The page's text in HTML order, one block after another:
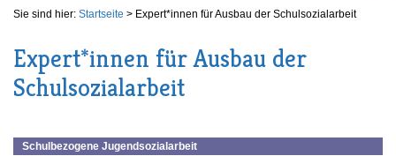
Sie sind hier: Startseite > Expert*innen für Ausbau der Schulsozialarbeit
Expert*innen für Ausbau der
Schulsozialarbeit
Schulbezogene Jugendsozialarbeit